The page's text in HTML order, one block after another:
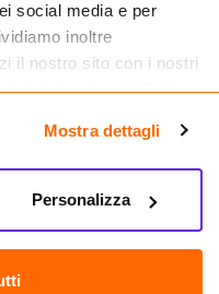
social media e per
inoltre
il nostro sito con i nostri
dati web, pubblicità e
hanno raccolto dal
Mostra dettagli
Personalizza
Napoli